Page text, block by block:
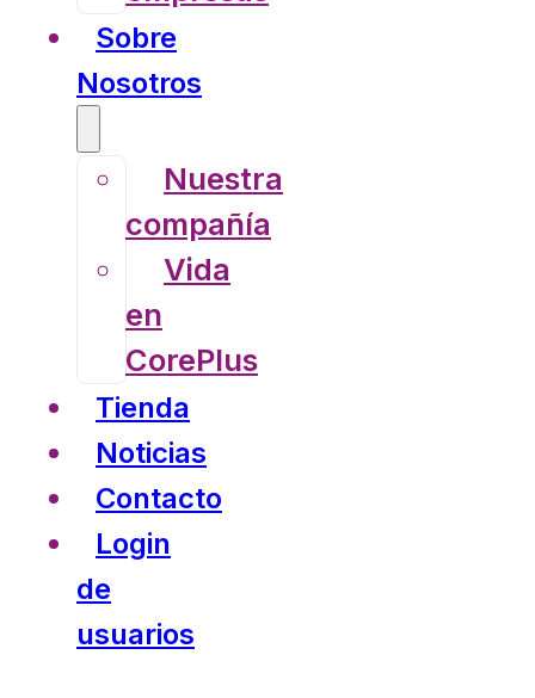
Sobre
Nosotros
Nuestra
compañía
Vida
en
CorePlus
Tienda
Noticias
Contacto
Login
de
usuarios